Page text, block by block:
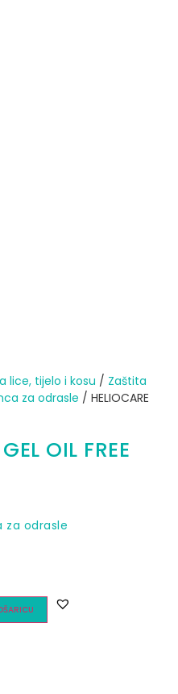
lice, tijelo i kosu / Zaštita
za odrasle / HELIOCARE
OIL FREE
za odrasle